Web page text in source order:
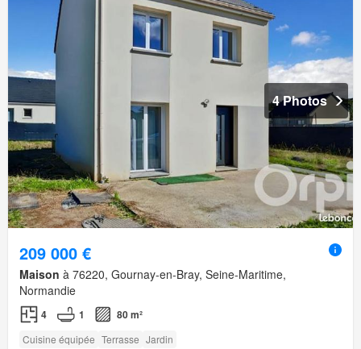
4 Photos
209 000 €
Maison à 76220, Gournay-en-Bray, Seine-Maritime,
Normandie
4 1 80 m²
Cuisine équipée Terrasse Jardin